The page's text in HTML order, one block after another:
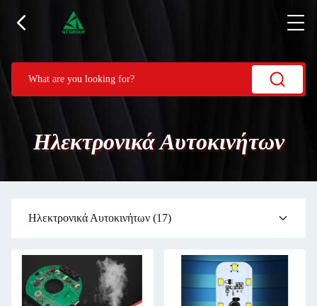
Ηλεκτρονικά Αυτοκινήτων
Ηλεκτρονικά Αυτοκινήτων (17)